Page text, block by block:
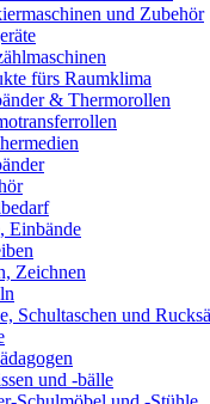
und Zubehör
fürs Raumklima
& Thermorollen
Einbände
Zeichnen
Schultaschen und
und -bälle